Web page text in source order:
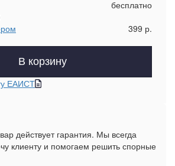
бесплатно
399 р.
В корзину
ЕАИСТ
действует гарантия. Мы всегда
клиенту и помогаем решить спорные